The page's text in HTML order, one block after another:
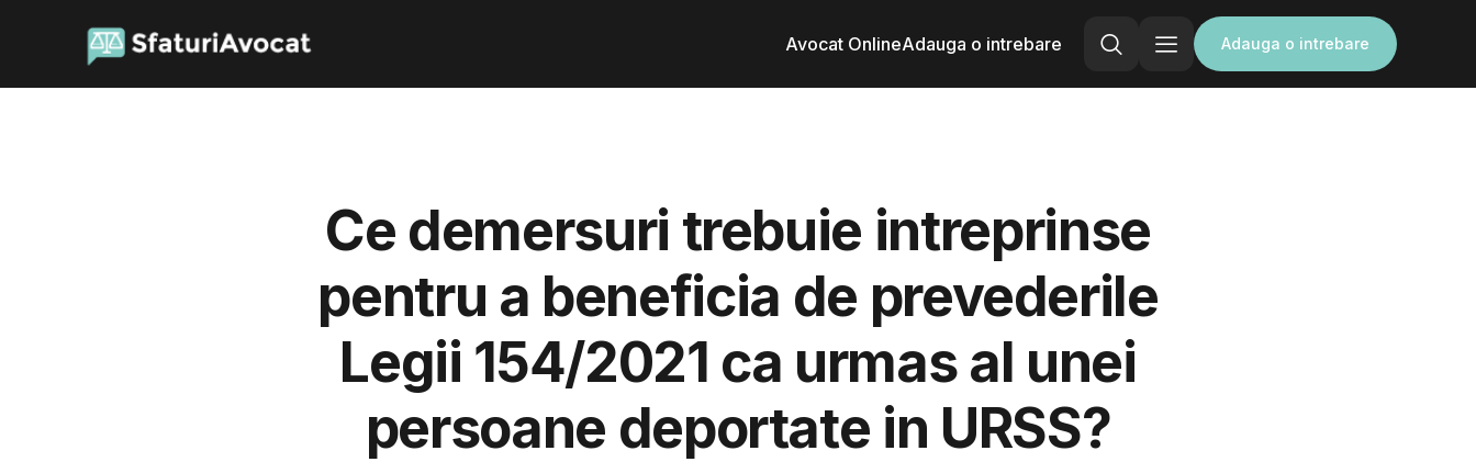
Avocat OnlineAdauga o intrebare Adauga o intrebare
Ce demersuri trebuie intreprinse
pentru a beneficia de prevederile
Legii 154/2021 ca urmas al unei
persoane deportate in URSS?